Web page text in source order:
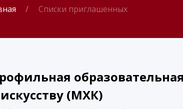
Списки приглашенных
искусству (МХК)